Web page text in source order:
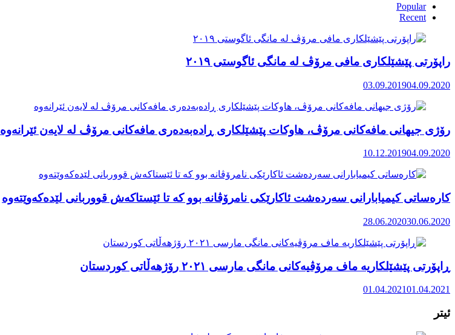
Popular
Recent
راپۆرتی پێشێلكاری مافی مرۆڤ له‌ مانگی ئاگوستی ٢٠١٩
03.09.201904.09.2020
رۆژی جیهانی مافەکانی مرۆڤ، هاوکات پێشێلکاری ڕادەبەدەری مافەکانی مرۆڤ لە لایەن ئێرانەوە
10.12.201904.09.2020
کارەساتی کیمیابارانی سەردەشت ئاکارێکی نامرۆڤانە بوو کە تا ئێستاکەش قووربانی لێدەکەوێتەوە
28.06.202030.06.2020
ڕاپۆرتی پێشێلکاریە ماف مرۆڤیەکانی مانگی مارسی ٢٠٢١ رۆژهەڵاتی کوردستان
01.04.202101.04.2021
ئیتر